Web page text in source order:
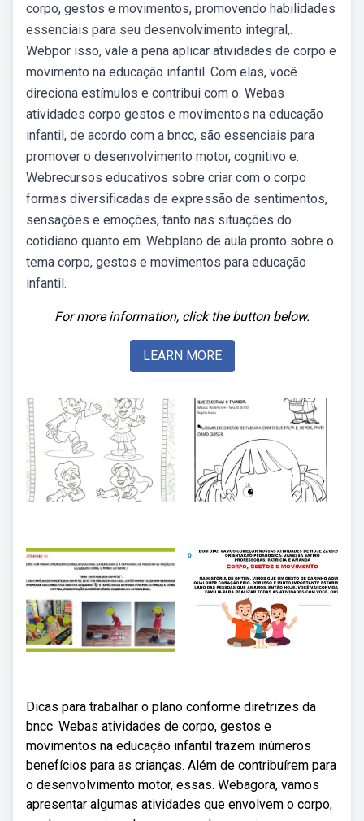
corpo, gestos e movimentos, promovendo habilidades
essenciais para seu desenvolvimento integral,.
Webpor isso, vale a pena aplicar atividades de corpo e
movimento na educação infantil. Com elas, você
direciona estímulos e contribui com o. Webas
atividades corpo gestos e movimentos na educação
infantil, de acordo com a bncc, são essenciais para
promover o desenvolvimento motor, cognitivo e.
Webrecursos educativos sobre criar com o corpo
formas diversificadas de expressão de sentimentos,
sensações e emoções, tanto nas situações do
cotidiano quanto em. Webplano de aula pronto sobre o
tema corpo, gestos e movimentos para educação
infantil.
For more information, click the button below.
LEARN MORE
Dicas para trabalhar o plano conforme diretrizes da
bncc. Webas atividades de corpo, gestos e
movimentos na educação infantil trazem inúmeros
benefícios para as crianças. Além de contribuírem para
o desenvolvimento motor, essas. Webagora, vamos
apresentar algumas atividades que envolvem o corpo,